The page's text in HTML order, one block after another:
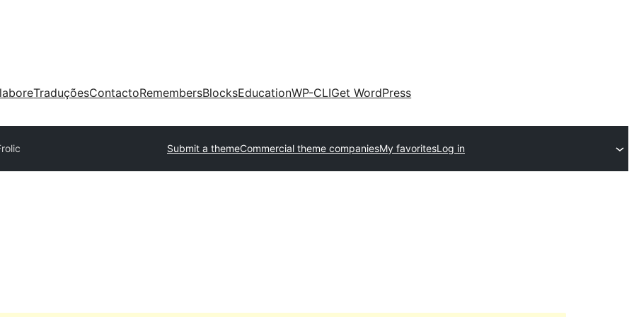
TraduçõesContactoRemembersBlocksEducationWP-CLIGet WordPress
Submit a themeCommercial theme companiesMy favoritesLog in